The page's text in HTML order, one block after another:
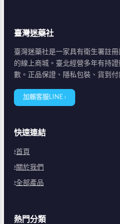
臺灣迷藥社
臺灣迷藥社是一家具有衛生署註
的線上商城。臺北經營多年有持
數。正品保證、隱私包裝、貨到付
加賴客服LINE ›
快速連結
首頁
關於我們
全部產品
熱門分類